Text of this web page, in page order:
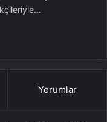
Yorumlar